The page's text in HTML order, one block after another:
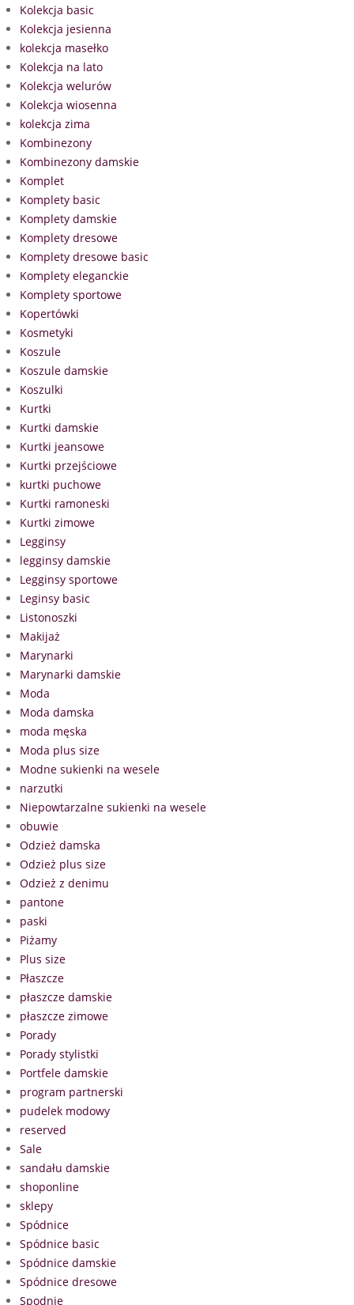
Kolekcja basic
Kolekcja jesienna
kolekcja masełko
Kolekcja na lato
Kolekcja welurów
Kolekcja wiosenna
kolekcja zima
Kombinezony
Kombinezony damskie
Komplet
Komplety basic
Komplety damskie
Komplety dresowe
Komplety dresowe basic
Komplety eleganckie
Komplety sportowe
Kopertówki
Kosmetyki
Koszule
Koszule damskie
Koszulki
Kurtki
Kurtki damskie
Kurtki jeansowe
Kurtki przejściowe
kurtki puchowe
Kurtki ramoneski
Kurtki zimowe
Legginsy
legginsy damskie
Legginsy sportowe
Leginsy basic
Listonoszki
Makijaż
Marynarki
Marynarki damskie
Moda
Moda damska
moda męska
Moda plus size
Modne sukienki na wesele
narzutki
Niepowtarzalne sukienki na wesele
obuwie
Odzież damska
Odzież plus size
Odzież z denimu
pantone
paski
Piżamy
Plus size
Płaszcze
płaszcze damskie
płaszcze zimowe
Porady
Porady stylistki
Portfele damskie
program partnerski
pudelek modowy
reserved
Sale
sandału damskie
shoponline
sklepy
Spódnice
Spódnice basic
Spódnice damskie
Spódnice dresowe
Spodnie